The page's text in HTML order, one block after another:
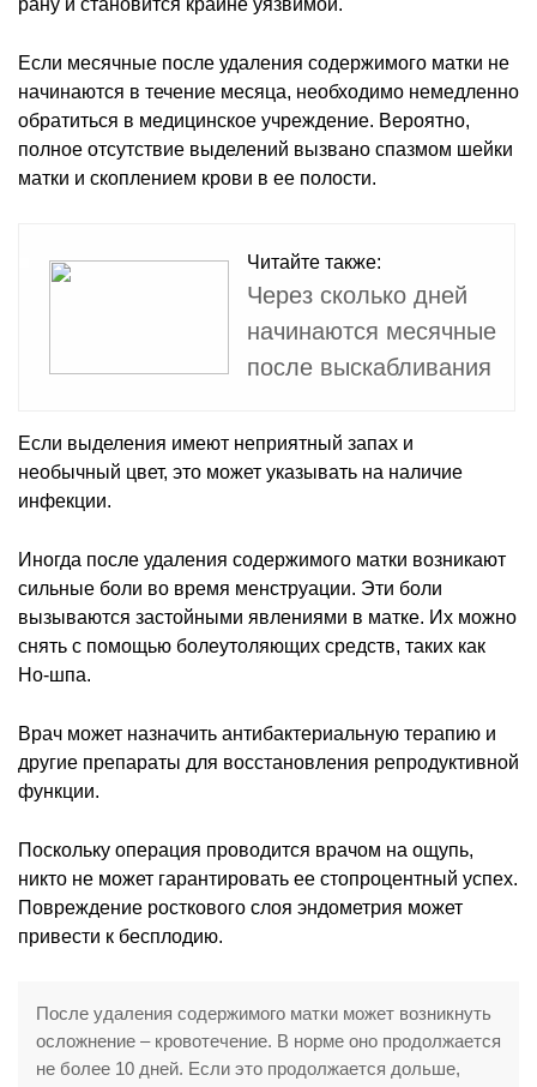
Если месячные после удаления содержимого матки не
начинаются в течение месяца, необходимо немедленно
обратиться в медицинское учреждение. Вероятно,
полное отсутствие выделений вызвано спазмом шейки
матки и скоплением крови в ее полости.
Читайте также:
Через сколько дней
начинаются месячные
после выскабливания
Если выделения имеют неприятный запах и
необычный цвет, это может указывать на наличие
инфекции.
Иногда после удаления содержимого матки возникают
сильные боли во время менструации. Эти боли
вызываются застойными явлениями в матке. Их можно
снять с помощью болеутоляющих средств, таких как
Но-шпа.
Врач может назначить антибактериальную терапию и
другие препараты для восстановления репродуктивной
функции.
Поскольку операция проводится врачом на ощупь,
никто не может гарантировать ее стопроцентный успех.
Повреждение росткового слоя эндометрия может
привести к бесплодию.
После удаления содержимого матки может возникнуть
осложнение – кровотечение. В норме оно продолжается
не более 10 дней. Если это продолжается дольше,